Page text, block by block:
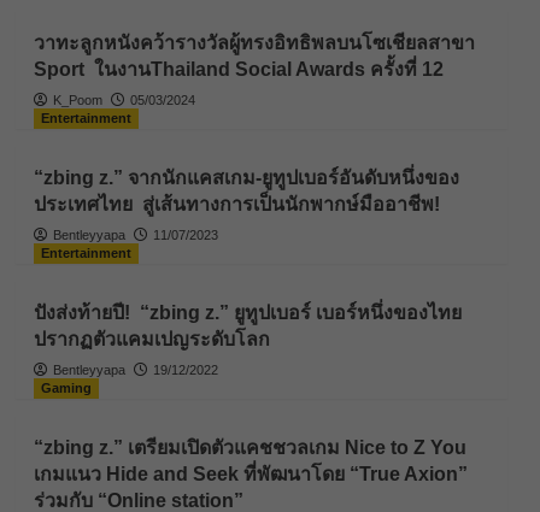
วาทะลูกหนังคว้ารางวัลผู้ทรงอิทธิพลบนโซเชียลสาขา
Sport ในงานThailand Social Awards ครั้งที่ 12
K_Poom
05/03/2024
Entertainment
“zbing z.” จากนักแคสเกม-ยูทูปเบอร์อันดับหนึ่งของ
ประเทศไทย สู่เส้นทางการเป็นนักพากษ์มืออาชีพ!
Bentleyyapa
11/07/2023
Entertainment
ปังส่งท้ายปี! “zbing z.” ยูทูปเบอร์ เบอร์หนึ่งของไทย
ปรากฏตัวแคมเปญระดับโลก
Bentleyyapa
19/12/2022
Gaming
“zbing z.” เตรียมเปิดตัวแคชชวลเกม Nice to Z You
เกมแนว Hide and Seek ที่พัฒนาโดย “True Axion”
ร่วมกับ “Online station”